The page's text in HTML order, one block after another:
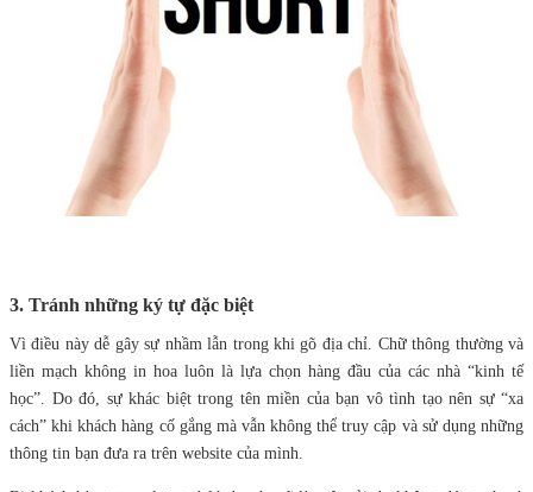
3. Tránh những ký tự đặc biệt
Vì điều này dễ gây sự nhầm lẫn trong khi gõ địa chỉ. Chữ thông thường và
liền mạch không in hoa luôn là lựa chọn hàng đầu của các nhà “kinh tế
học”. Do đó, sự khác biệt trong tên miền của bạn vô tình tạo nên sự “xa
cách” khi khách hàng cố gắng mà vẫn không thể truy cập và sử dụng những
thông tin bạn đưa ra trên website của mình.